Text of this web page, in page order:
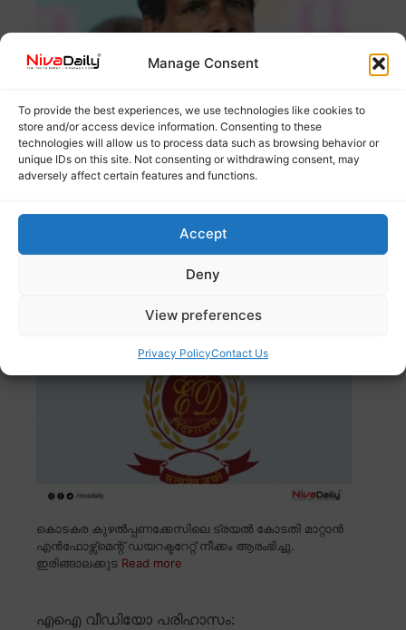
Manage Consent
To provide the best experiences, we use technologies like cookies to
store and/or access device information. Consenting to these
technologies will allow us to process data such as browsing behavior or
unique IDs on this site. Not consenting or withdrawing consent, may
adversely affect certain features and functions.
Accept
Deny
View preferences
Privacy PolicyContact Us
തിരഞ്ഞെടുപ്പിൽ കേരളത്തിന്റെ സമഗ്ര വികസനമാണ്
ബിജെപി ലക്ഷ്യമിടുന്നതെന്ന് കേന്ദ്രമന്ത്രി ജോർജ്
കോടതി മാറ്റാൻ ഇഡി; ബിജെപിക്ക്
കൊടകര കുഴൽപ്പണക്കേസിലെ ട്രയൽ കോടതി മാറ്റാൻ
എൻഫോഴ്സ്മെന്റ് ഡയറക്ടറേറ്റ് നീക്കം ആരംഭിച്ചു.
ഇരിങ്ങാലക്കുട Read more
എഐ വീഡിയോ പരിഹാസം: